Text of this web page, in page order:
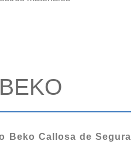
Beko Callosa de Segura